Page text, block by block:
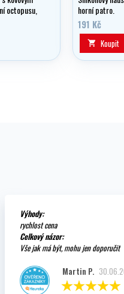
octopusu,
horní patro.
191 Kč
 Koupit
Výhody:
rychlost cena
Celkový názor:
Vše jak má být, mohu jen doporučit
Martin P.